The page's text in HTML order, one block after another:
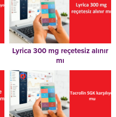
Lyrica 300 mg reçetesiz alınır
mı